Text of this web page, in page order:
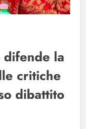
la
critiche
dibattito